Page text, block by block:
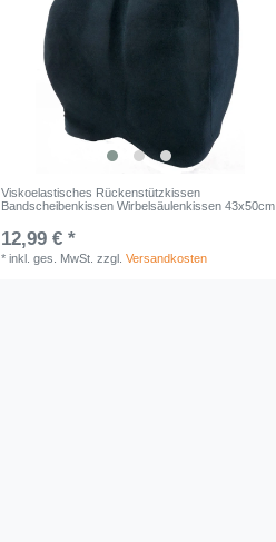
Viskoelastisches Rückenstützkissen
Bandscheibenkissen Wirbelsäulenkissen 43x50cm
12,99 € *
*inkl. ges. MwSt. zzgl.Versandkosten